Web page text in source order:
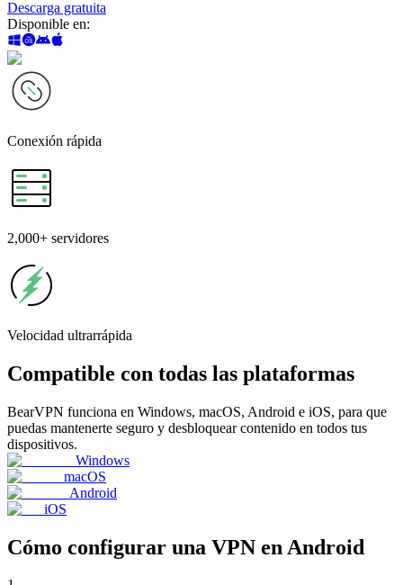
Descarga gratuita
Disponible en:
Conexión rápida
2,000+ servidores
Velocidad ultrarrápida
Compatible con todas las plataformas
BearVPN funciona en Windows, macOS, Android e iOS, para que
puedas mantenerte seguro y desbloquear contenido en todos tus
dispositivos.
Windows
macOS
Android
iOS
Cómo configurar una VPN en Android